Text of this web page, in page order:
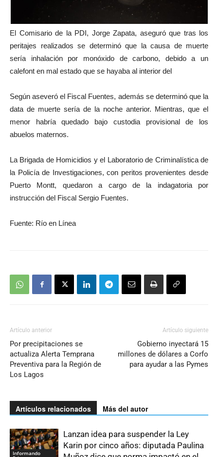
El Comisario de la PDI, Jorge Zapata, aseguró que tras los
peritajes realizados se determinó que la causa de muerte
sería inhalación por monóxido de carbono, debido a un
calefont en mal estado que se hayaba al interior del
Según aseveró el Fiscal Fuentes, además se determinó que la
data de muerte sería de la noche anterior. Mientras, que el
menor habría quedado bajo custodia provisional de los
abuelos maternos.
La Brigada de Homicidios y el Laboratorio de Criminalística de
la Policía de Investigaciones, con peritos provenientes desde
Puerto Montt, quedaron a cargo de la indagatoria por
instrucción del Fiscal Sergio Fuentes.
Fuente: Río en Línea
Artículo anterior
Por precipitaciones se
actualiza Alerta Temprana
Preventiva para la Región de
Los Lagos
Artículo siguiente
Gobierno inyectará 15
millones de dólares a Corfo
para ayudar a las Pymes
Artículos relacionados Más del autor
Informando
Lanzan idea para suspender la Ley
Karin por cinco años: diputada Paulina